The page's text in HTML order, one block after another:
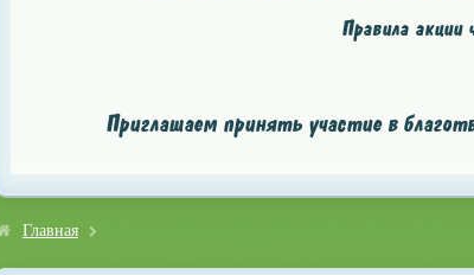
Правила акции
Приглашаем принять участие в
Главная